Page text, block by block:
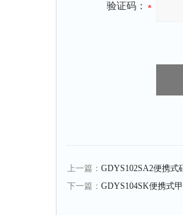
验证码：
上一篇： GDYS102SA2便携式
下一篇： GDYS104SK便携式